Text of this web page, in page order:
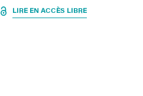
LIRE EN ACCÈS LIBRE